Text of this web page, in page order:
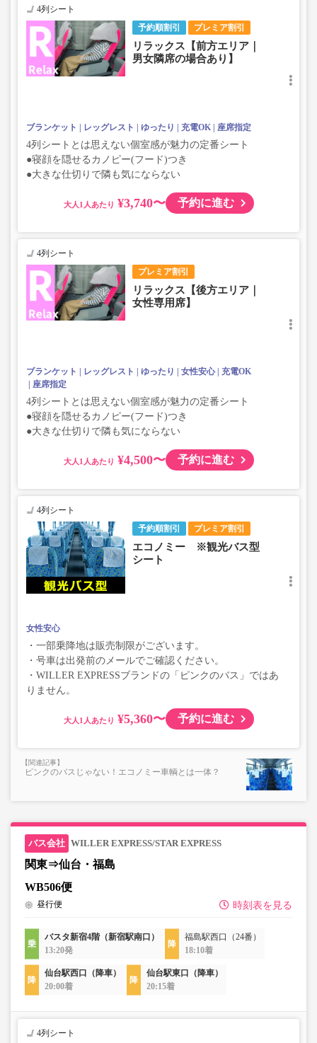
予約順割引 プレミア割引
4列シート
リラックス【前方エリア｜
男女隣席の場合あり】
ブランケット レッグレスト ゆったり 充電OK 座席指定
4列シートとは思えない個室感が魅力の定番シート
●寝顔を隠せるカノピー(フード)つき
●大きな仕切りで隣も気にならない
大人 ¥3,740〜 予約に進む
プレミア割引
4列シート
リラックス【後方エリア｜
女性専用席】
ブランケット レッグレスト ゆったり 女性安心
充電OK
座席指定
4列シートとは思えない個室感が魅力の定番シート
●寝顔を隠せるカノピー(フード)つき
●大きな仕切りで隣も気にならない
大人 ¥4,500〜 予約に進む
予約順割引 プレミア割引
4列シート
エコノミー ※観光バス型
シート
女性安心
・一部乗降地は販売制限がございます。
・号車は出発前のメールでご確認ください。
・WILLER EXPRESSブランドの「ピンクのバス」ではあ
りません。
大人 ¥5,360〜 予約に進む
ピンクのバスじゃない！エコノミー車輌とは一体？
WILLER EXPRESS/STAR EXPRESS
関東⇒仙台・福島
WB506便
時刻表を見る
昼行便
バスタ新宿4階（新宿駅南口）
13:20発
福島駅西口（24番）
18:10着
仙台駅西口（降車）
20:00着
仙台駅東口（降車）
20:15着
4列シート